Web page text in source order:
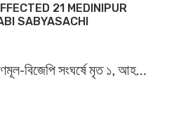
21 MEDINIPUR
SABYASACHI
বিজেপি সংঘর্ষে মৃত ১, আহ…